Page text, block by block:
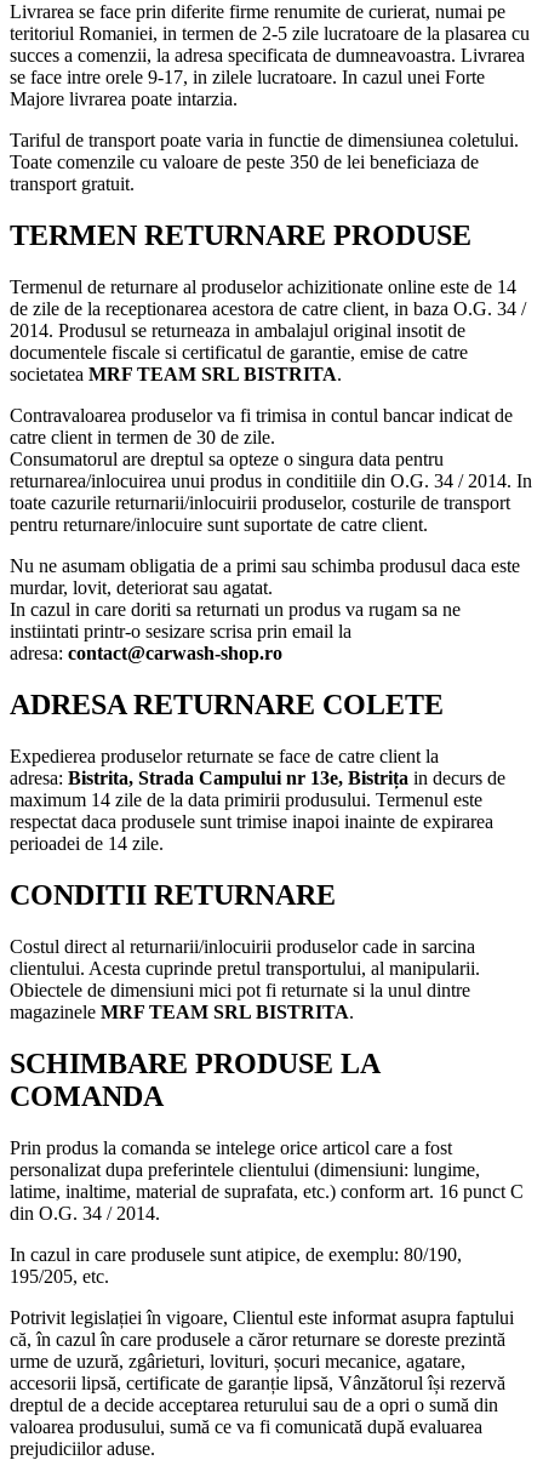
Livrarea se face prin diferite firme renumite de curierat, numai pe
teritoriul Romaniei, in termen de 2-5 zile lucratoare de la plasarea cu
succes a comenzii, la adresa specificata de dumneavoastra. Livrarea
se face intre orele 9-17, in zilele lucratoare. In cazul unei Forte
Majore livrarea poate intarzia.
Tariful de transport poate varia in functie de dimensiunea coletului.
Toate comenzile cu valoare de peste 350 de lei beneficiaza de
transport gratuit.
TERMEN RETURNARE PRODUSE
Termenul de returnare al produselor achizitionate online este de 14
de zile de la receptionarea acestora de catre client, in baza O.G. 34 /
2014. Produsul se returneaza in ambalajul original insotit de
documentele fiscale si certificatul de garantie, emise de catre
societatea MRF TEAM SRL BISTRITA.
Contravaloarea produselor va fi trimisa in contul bancar indicat de
catre client in termen de 30 de zile.
Consumatorul are dreptul sa opteze o singura data pentru
returnarea/inlocuirea unui produs in conditiile din O.G. 34 / 2014. In
toate cazurile returnarii/inlocuirii produselor, costurile de transport
pentru returnare/inlocuire sunt suportate de catre client.
Nu ne asumam obligatia de a primi sau schimba produsul daca este
murdar, lovit, deteriorat sau agatat.
In cazul in care doriti sa returnati un produs va rugam sa ne
instiintati printr-o sesizare scrisa prin email la
adresa: contact@carwash-shop.ro
ADRESA RETURNARE COLETE
Expedierea produselor returnate se face de catre client la
adresa: Bistrita, Strada Campului nr 13e, Bistrița in decurs de
maximum 14 zile de la data primirii produsului. Termenul este
respectat daca produsele sunt trimise inapoi inainte de expirarea
perioadei de 14 zile.
CONDITII RETURNARE
Costul direct al returnarii/inlocuirii produselor cade in sarcina
clientului. Acesta cuprinde pretul transportului, al manipularii.
Obiectele de dimensiuni mici pot fi returnate si la unul dintre
magazinele MRF TEAM SRL BISTRITA.
SCHIMBARE PRODUSE LA
COMANDA
Prin produs la comanda se intelege orice articol care a fost
personalizat dupa preferintele clientului (dimensiuni: lungime,
latime, inaltime, material de suprafata, etc.) conform art. 16 punct C
din O.G. 34 / 2014.
In cazul in care produsele sunt atipice, de exemplu: 80/190,
195/205, etc.
Potrivit legislației în vigoare, Clientul este informat asupra faptului
că, în cazul în care produsele a căror returnare se doreste prezintă
urme de uzură, zgârieturi, lovituri, șocuri mecanice, agatare,
accesorii lipsă, certificate de garanție lipsă, Vânzătorul își rezervă
dreptul de a decide acceptarea returului sau de a opri o sumă din
valoarea produsului, sumă ce va fi comunicată după evaluarea
prejudiciilor aduse.